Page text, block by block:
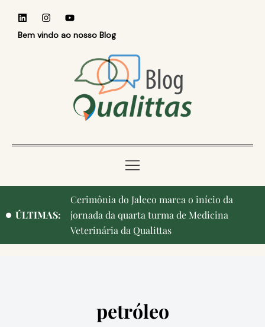
Bem vindo ao nosso Blog
ÚLTIMAS:
Cerimônia do Jaleco marca o início da
jornada da quarta turma de Medicina
Veterinária da Qualittas
petróleo